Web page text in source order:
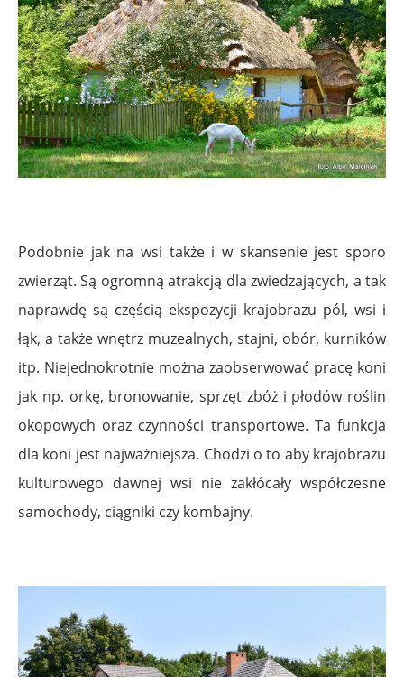
Podobnie jak na wsi także i w skansenie jest sporo
zwierząt. Są ogromną atrakcją dla zwiedzających, a tak
naprawdę są częścią ekspozycji krajobrazu pól, wsi i
łąk, a także wnętrz muzealnych, stajni, obór, kurników
itp. Niejednokrotnie można zaobserwować pracę koni
jak np. orkę, bronowanie, sprzęt zbóż i płodów roślin
okopowych oraz czynności transportowe. Ta funkcja
dla koni jest najważniejsza. Chodzi o to aby krajobrazu
kulturowego dawnej wsi nie zakłócały współczesne
samochody, ciągniki czy kombajny.